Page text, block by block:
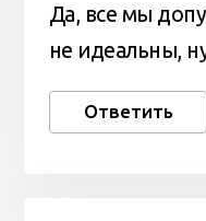
Да, все мы
не идеальны,
Ответить